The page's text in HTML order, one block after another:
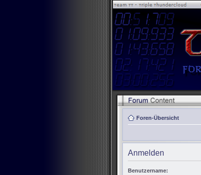
Foren-Übersicht
Anmelden
Benutzername: